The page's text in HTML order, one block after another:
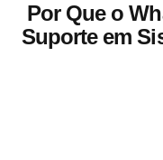
Por Que o
Suporte em